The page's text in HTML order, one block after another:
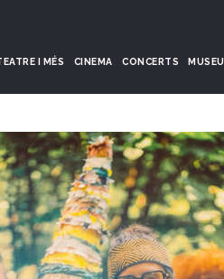
I MÉS CINEMA CONCERTS